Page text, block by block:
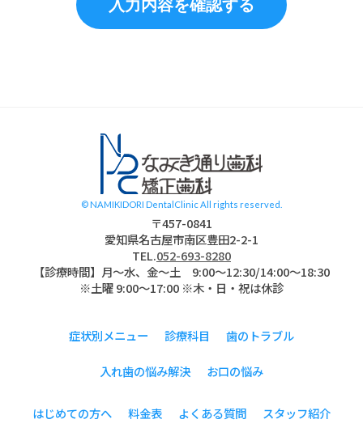
© NAMIKIDORI DentalClinic All rights reserved.
〒457-0841
愛知県名古屋市南区豊田2-2-1
TEL.052-693-8280
【診療時間】月〜水、金～土 9:00〜12:30/14:00～18:30
※土曜 9:00～17:00 ※木・日・祝は休診
症状別メニュー 診療科目 歯のトラブル
入れ歯の悩み解決 お口の悩み
はじめての方へ 料金表 よくある質問 スタッフ紹介